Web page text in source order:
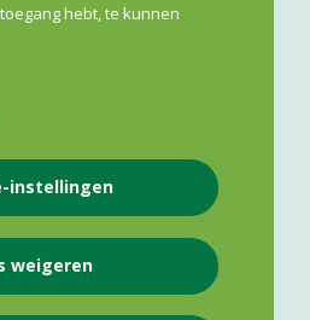
hebt, te kunnen
instellingen
weigeren